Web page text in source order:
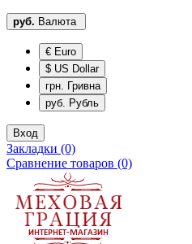
руб. Валюта
€ Euro
$ US Dollar
грн. Гривна
руб. Рубль
Вход
Закладки (0)
Сравнение товаров (0)